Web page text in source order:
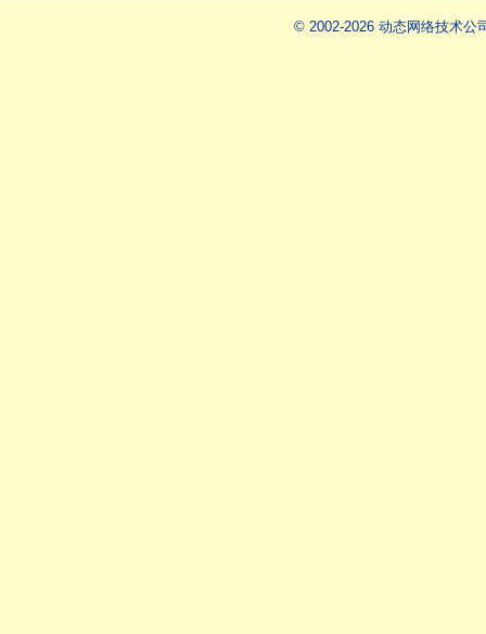
© 2002-2026 动态网络技术公